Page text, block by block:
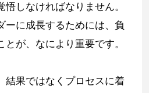
しなければなりません。
ーに成長するためには、負
が、なにより重要です。
結果ではなくプロセスに着